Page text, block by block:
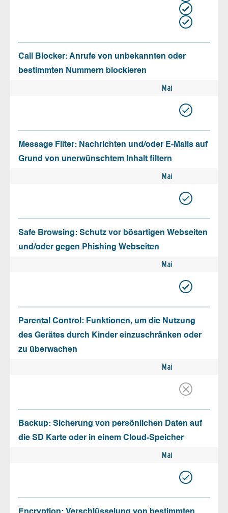
Call Blocker: Anrufe von unbekannten oder
bestimmten Nummern blockieren
Mai
Message Filter: Nachrichten und/oder E-Mails auf
Grund von unerwünschtem Inhalt filtern
Mai
Safe Browsing: Schutz vor bösartigen Webseiten
und/oder gegen Phishing Webseiten
Mai
Parental Control: Funktionen, um die Nutzung
des Gerätes durch Kinder einzuschränken oder
zu überwachen
Mai
Backup: Sicherung von persönlichen Daten auf
die SD Karte oder in einem Cloud-Speicher
Mai